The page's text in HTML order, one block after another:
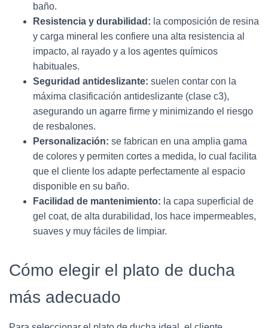
baño.
Resistencia y durabilidad: la composición de resina
y carga mineral les confiere una alta resistencia al
impacto, al rayado y a los agentes químicos
habituales.
Seguridad antideslizante: suelen contar con la
máxima clasificación antideslizante (clase c3),
asegurando un agarre firme y minimizando el riesgo
de resbalones.
Personalización: se fabrican en una amplia gama
de colores y permiten cortes a medida, lo cual facilita
que el cliente los adapte perfectamente al espacio
disponible en su baño.
Facilidad de mantenimiento: la capa superficial de
gel coat, de alta durabilidad, los hace impermeables,
suaves y muy fáciles de limpiar.
Cómo elegir el plato de ducha
más adecuado